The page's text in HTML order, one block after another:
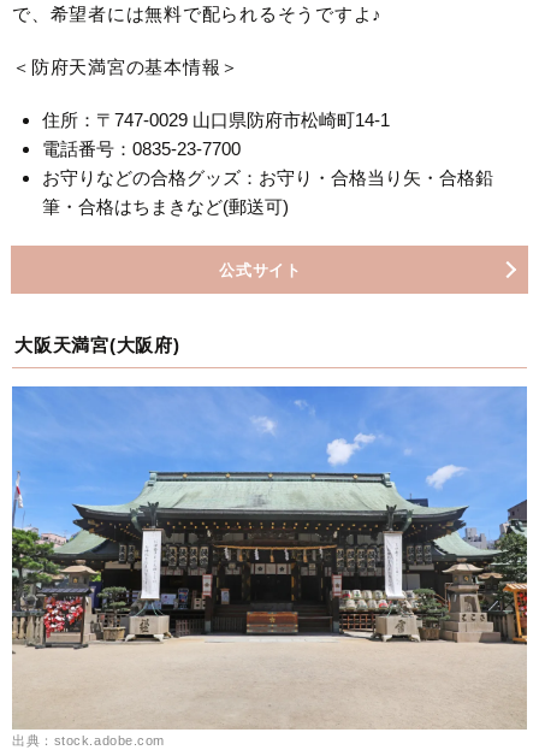
で、希望者には無料で配られるそうですよ♪
＜防府天満宮の基本情報＞
住所：〒747-0029 山口県防府市松崎町14-1
電話番号：0835-23-7700
お守りなどの合格グッズ：お守り・合格当り矢・合格鉛
筆・合格はちまきなど(郵送可)
公式サイト
大阪天満宮(大阪府)
出典：stock.adobe.com